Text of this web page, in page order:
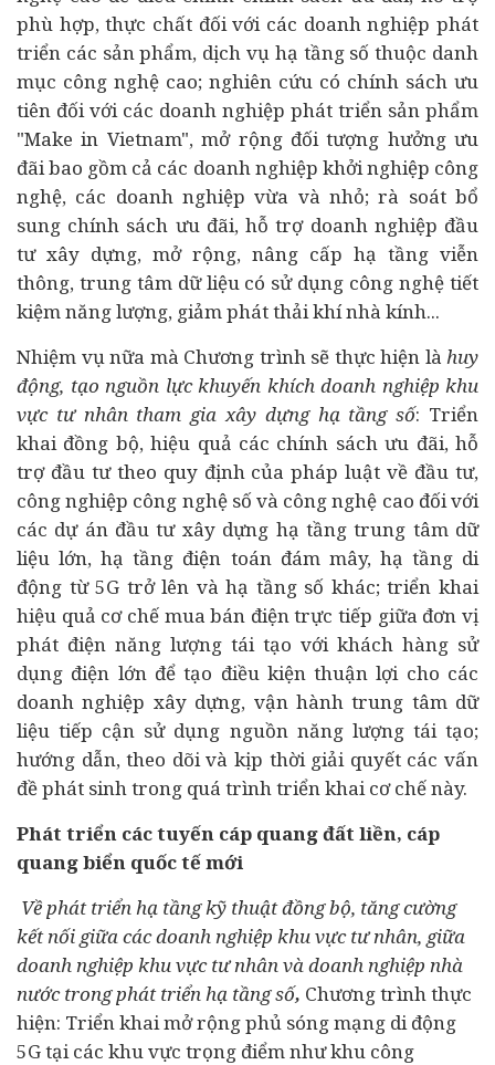
phù hợp, thực chất đối với các doanh nghiệp phát
triển các sản phẩm, dịch vụ hạ tầng số thuộc danh
mục công nghệ cao; nghiên cứu có chính sách ưu
tiên đối với các doanh nghiệp phát triển sản phẩm
"Make in Vietnam", mở rộng đối tượng hưởng ưu
đãi bao gồm cả các doanh nghiệp khởi nghiệp công
nghệ, các doanh nghiệp vừa và nhỏ; rà soát bổ
sung chính sách ưu đãi, hỗ trợ doanh nghiệp đầu
tư xây dựng, mở rộng, nâng cấp hạ tầng viễn
thông, trung tâm dữ liệu có sử dụng công nghệ tiết
kiệm năng lượng, giảm phát thải khí nhà kính...
Nhiệm vụ nữa mà Chương trình sẽ thực hiện là huy
động, tạo nguồn lực khuyến khích doanh nghiệp khu
vực tư nhân tham gia xây dựng hạ tầng số: Triển
khai đồng bộ, hiệu quả các chính sách ưu đãi, hỗ
trợ đầu tư theo quy định của pháp luật về đầu tư,
công nghiệp công nghệ số và công nghệ cao đối với
các dự án đầu tư xây dựng hạ tầng trung tâm dữ
liệu lớn, hạ tầng điện toán đám mây, hạ tầng di
động từ 5G trở lên và hạ tầng số khác; triển khai
hiệu quả cơ chế mua bán điện trực tiếp giữa đơn vị
phát điện năng lượng tái tạo với khách hàng sử
dụng điện lớn để tạo điều kiện thuận lợi cho các
doanh nghiệp xây dựng, vận hành trung tâm dữ
liệu tiếp cận sử dụng nguồn năng lượng tái tạo;
hướng dẫn, theo dõi và kịp thời giải quyết các vấn
đề phát sinh trong quá trình triển khai cơ chế này.
Phát triển các tuyến cáp quang đất liền, cáp
quang biển quốc tế mới
Về phát triển hạ tầng kỹ thuật đồng bộ, tăng cường
kết nối giữa các doanh nghiệp khu vực tư nhân, giữa
doanh nghiệp khu vực tư nhân và doanh nghiệp nhà
nước trong phát triển hạ tầng số, Chương trình thực
hiện: Triển khai mở rộng phủ sóng mạng di động
5G tại các khu vực trọng điểm như khu công